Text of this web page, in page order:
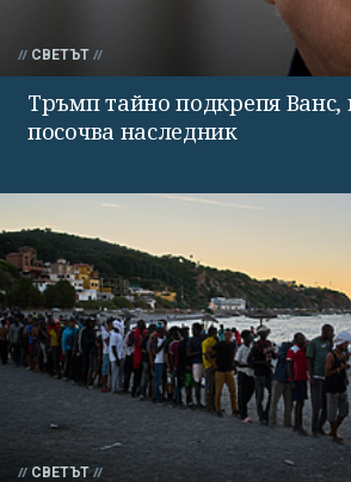
СВЕТЪТ
Тръмп тайно подкрепя Ванс,
посочва наследник
СВЕТЪТ